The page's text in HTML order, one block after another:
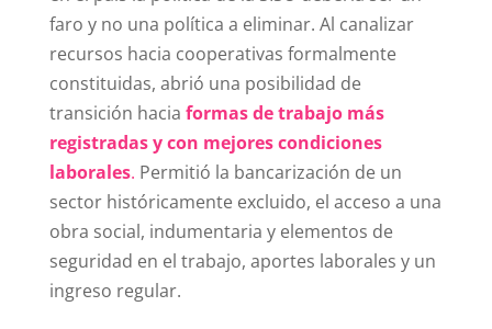
faro y no una política a eliminar. Al canalizar
recursos hacia cooperativas formalmente
constituidas, abrió una posibilidad de
transición hacia formas de trabajo más
registradas y con mejores condiciones
laborales. Permitió la bancarización de un
sector históricamente excluido, el acceso a una
obra social, indumentaria y elementos de
seguridad en el trabajo, aportes laborales y un
ingreso regular.